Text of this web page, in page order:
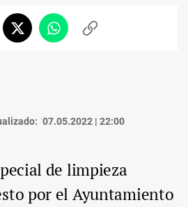
TwitterWhatsappCopiar
07.05.2022 | 22:00
de limpieza
por el Ayuntamiento